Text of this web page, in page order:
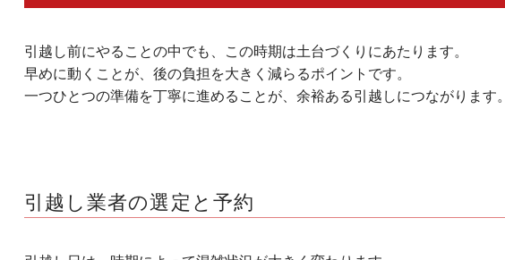
引越し前にやることの中でも、この時期は土台づくりにあたります。
早めに動くことが、後の負担を大きく減らるポイントです。
一つひとつの準備を丁寧に進めることが、余裕ある引越しにつながります。
引越し業者の選定と予約